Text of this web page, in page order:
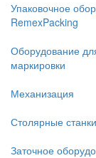
Упаковочное
RemexPacking
Оборудование
маркировки
Механизация
Столярные станки
Заточное